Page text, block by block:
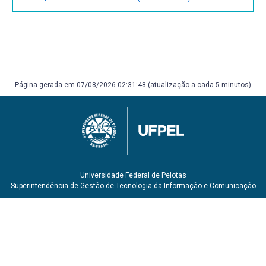
poetics of construction in nineteenth and twentieth
HEARN, Fil. Ideas that chaped buidings. Cambridge, Mass.
MIT PRess, 2003.
força da arquitetura. São Paulo: Martins Fontes, 2011.]
TORROJA MIRET, Eduardo. Razón de ser de los tipos
estructurales. Madri: SCIC, 1998.
Página gerada em 07/08/2026 02:31:48 (atualização a cada 5 minutos)
Universidade Federal de Pelotas
Superintendência de Gestão de Tecnologia da Informação e Comunicação